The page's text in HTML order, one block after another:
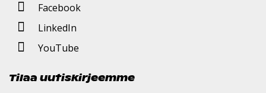
Facebook
LinkedIn
YouTube
Tilaa uutiskirjeemme